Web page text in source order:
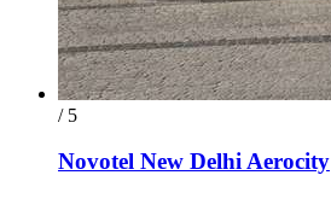
/ 5
Novotel New Delhi Aerocity